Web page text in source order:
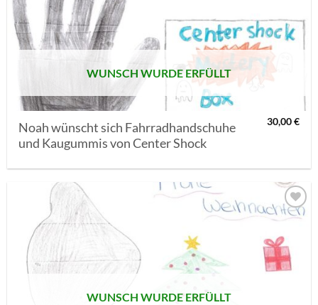
SETZEN
WUNSCH WURDE ERFÜLLT
Noah wünscht sich Fahrradhandschuhe
und Kaugummis von Center Shock
30,00€
AUF MEINE
SETZEN
WUNSCH WURDE ERFÜLLT